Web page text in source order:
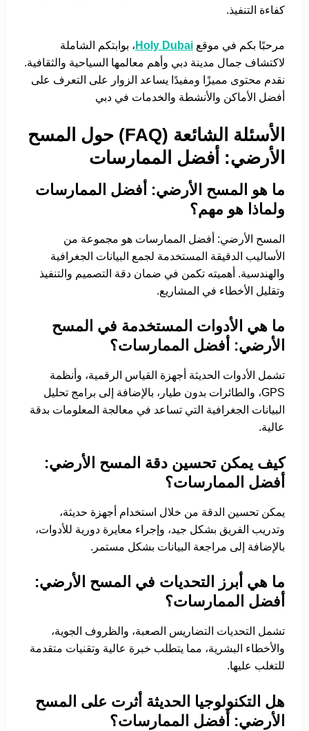
كفاءة التنفيذ.
مرحبًا بكم في موقع Holy Dubai ، بوابتكم الشاملة
لاكتشاف جمال مدينة دبي وأهم معالمها السياحية والثقافية.
نقدم محتوى مميزًا ومفيدًا يساعد الزوار على التعرف على
أفضل الأماكن والأنشطة والخدمات في دبي
الأسئلة الشائعة (FAQ) حول المسح
الأرضي: أفضل الممارسات
ما هو المسح الأرضي: أفضل الممارسات
ولماذا هو مهم؟
المسح الأرضي: أفضل الممارسات هو مجموعة من
الأساليب الدقيقة المستخدمة لجمع البيانات الجغرافية
والهندسية. أهميته تكمن في ضمان دقة التصميم والتنفيذ
وتقليل الأخطاء في المشاريع.
ما هي الأدوات المستخدمة في المسح
الأرضي: أفضل الممارسات؟
تشمل الأدوات الحديثة أجهزة القياس الرقمية، وأنظمة
GPS، والطائرات بدون طيار، بالإضافة إلى برامج تحليل
البيانات الجغرافية التي تساعد في معالجة المعلومات بدقة
عالية.
كيف يمكن تحسين دقة المسح الأرضي:
أفضل الممارسات؟
يمكن تحسين الدقة من خلال استخدام أجهزة حديثة،
وتدريب الفريق بشكل جيد، وإجراء معايرة دورية للأدوات،
بالإضافة إلى مراجعة البيانات بشكل مستمر.
ما هي أبرز التحديات في المسح الأرضي:
أفضل الممارسات؟
تشمل التحديات التضاريس الصعبة، والظروف الجوية،
والأخطاء البشرية، مما يتطلب خبرة عالية وتقنيات متقدمة
للتغلب عليها.
هل التكنولوجيا الحديثة أثرت على المسح
الأرضي: أفضل الممارسات؟